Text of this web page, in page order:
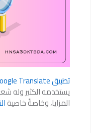
تطبيق Google Translate
يستخدمه الكثير وله
المزايا، وخاصةً خاصية